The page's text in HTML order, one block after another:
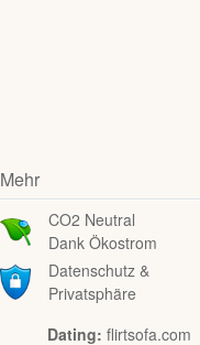
Mehr
CO2 Neutral
Dank Ökostrom
Datenschutz &
Privatsphäre
Dating: flirtsofa.com